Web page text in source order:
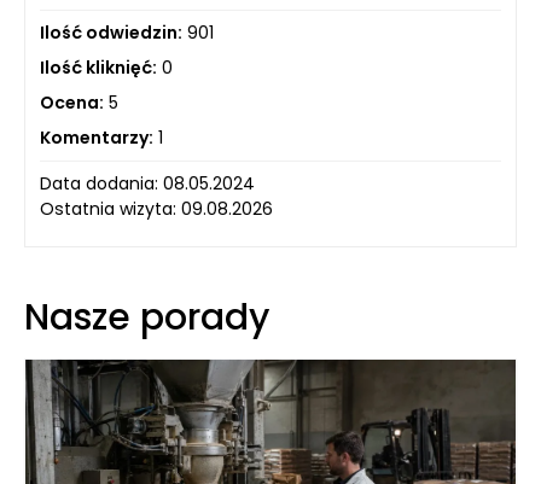
Ilość odwiedzin: 901
Ilość kliknięć: 0
Ocena: 5
Komentarzy: 1
Data dodania: 08.05.2024
Ostatnia wizyta: 09.08.2026
Nasze porady